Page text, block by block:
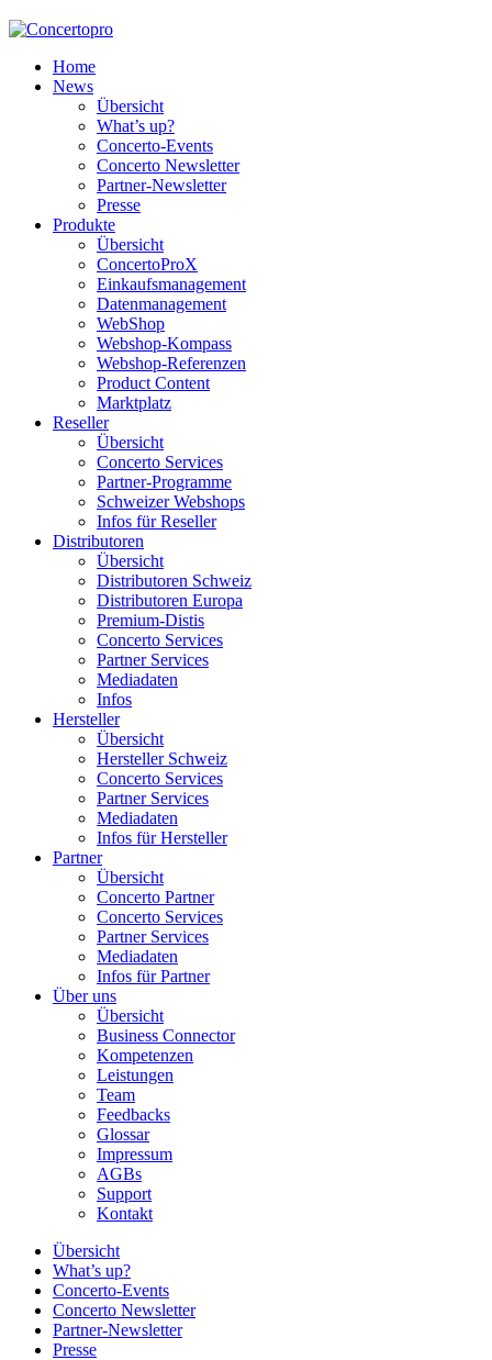
Home
News
Übersicht
What’s up?
Concerto-Events
Concerto Newsletter
Partner-Newsletter
Presse
Produkte
Übersicht
ConcertoProX
Einkaufsmanagement
Datenmanagement
WebShop
Webshop-Kompass
Webshop-Referenzen
Product Content
Marktplatz
Reseller
Übersicht
Concerto Services
Partner-Programme
Schweizer Webshops
Infos für Reseller
Distributoren
Übersicht
Distributoren Schweiz
Distributoren Europa
Premium-Distis
Concerto Services
Partner Services
Mediadaten
Infos
Hersteller
Übersicht
Hersteller Schweiz
Concerto Services
Partner Services
Mediadaten
Infos für Hersteller
Partner
Übersicht
Concerto Partner
Concerto Services
Partner Services
Mediadaten
Infos für Partner
Über uns
Übersicht
Business Connector
Kompetenzen
Leistungen
Team
Feedbacks
Glossar
Impressum
AGBs
Support
Kontakt
Übersicht
What’s up?
Concerto-Events
Concerto Newsletter
Partner-Newsletter
Presse